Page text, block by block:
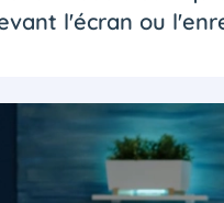
l'écran ou